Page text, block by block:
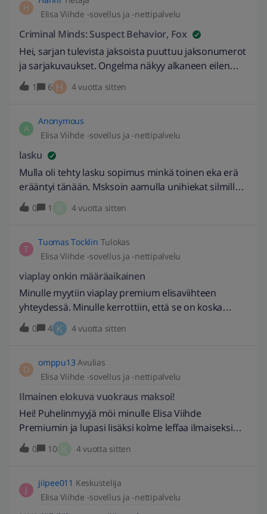
Olisin taltioinut tietokoneelleni muutaman kohta
poistuvan dokumenttiohjelman.
H
Elisa Viihde -sovellus ja -nettipalvelu
Criminal Minds: Suspect Behavior, Fox
Hei, sarjan tulevista jaksoista puuttuu jaksonumerot
ja sarjakuvaukset. Ongelma näkyy alkaneen eilen
19.4.2022 klo 22 alkaneesta jaksosta. Toivottavasti
saadaan korjatuksi, koska sarjaa tallentavalle tämä
1 6 H 4 vuotta sitten
A
Anonymous
Elisa Viihde -sovellus ja -nettipalvelu
lasku
Mulla oli tehty lasku sopimus minkä toinen eka erä
erääntyi tänään. Msksoin aamulla unihiekat silmillä
ja siirto palvelu maksoi ensin sen koko laskun eli
molemmat erät ja sitten varmuudenvuoksi kahteen
saa mistään kiinni. Se o ihan ok et se meni se koko
lasku, mut jos sen ylimääräisen toisen osan sais
takas?
0 1 4 vuotta sitten
T
Tuomas Tocklin Tulokas
Elisa Viihde -sovellus ja -nettipalvelu
viaplay onkin määräaikainen
Minulle myytiin viaplay premium elisaviihteen
yhteydessä. Minulle kerrottiin, että se on koska
tahansa päätettävissä. Lopetin tilauksen ja nyt se
onkin voimassa marraskuuhun saakka! Onkin siis
kenties tätä kautta tieto oikeaan osoitteeseen, kun
suoraa viestiä aspaan ei taida millään saada
lähetettyä.
0 4 K 4 vuotta sitten
O
omppu13 Avulias
Elisa Viihde -sovellus ja -nettipalvelu
Ilmainen elokuva vuokraus maksoi!
Hei! Puhelinmyyjä möi minulle Elisa Viihde
Premiumin ja lupasi lisäksi kolme leffaa ilmaiseksi
vuokraamosta! Lisäksi Elisalta saadun digiboxin
kannessa lukee, että asiakasetuna minulle kuuluu
siitä pamahti sähköpostiini ilmoitus, että leffa
maksaakin minulle 16,90 €!!!! Koettakaahan korjata
0 10 4 vuotta sitten
J
jiipee011 Keskustelija
Elisa Viihde -sovellus ja -nettipalvelu